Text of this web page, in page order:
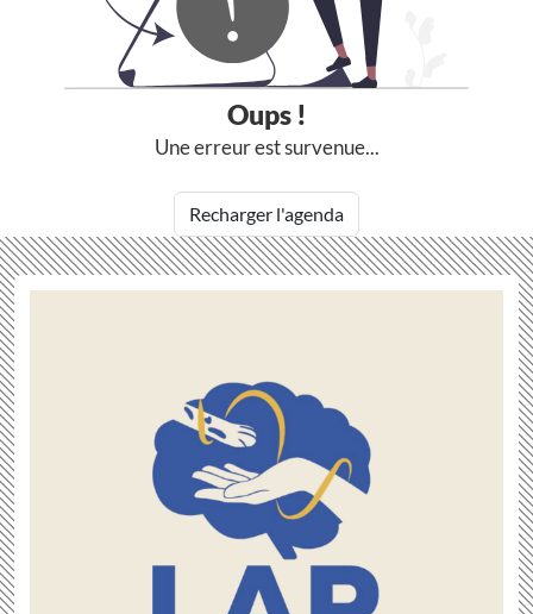
Oups !
Une erreur est survenue...
Recharger l'agenda